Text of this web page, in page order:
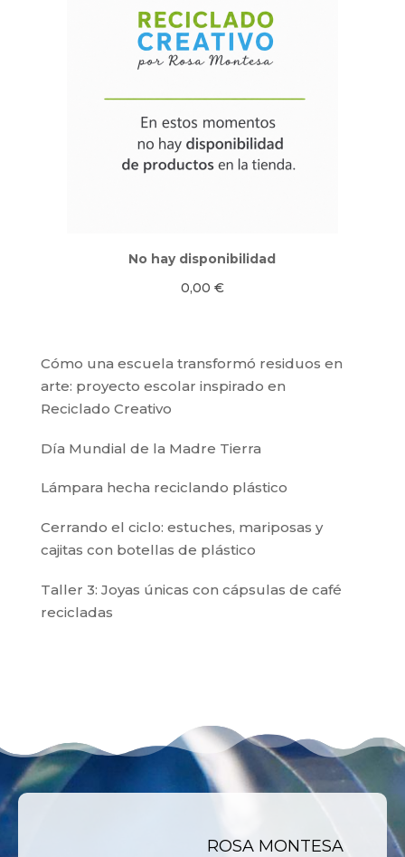
No hay disponibilidad
0,00 €
Cómo una escuela transformó residuos en
arte: proyecto escolar inspirado en
Reciclado Creativo
Día Mundial de la Madre Tierra
Lámpara hecha reciclando plástico
Cerrando el ciclo: estuches, mariposas y
cajitas con botellas de plástico
Taller 3: Joyas únicas con cápsulas de café
recicladas
ROSA MONTESA